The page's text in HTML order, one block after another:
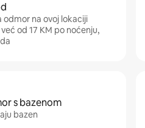
odmor na ovoj lokaciji
od 17 KM po noćenju,
s bazenom
bazen